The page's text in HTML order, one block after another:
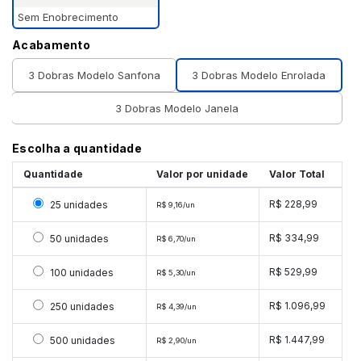
Sem Enobrecimento
Acabamento
3 Dobras Modelo Sanfona 3 Dobras Modelo Enrolada
3 Dobras Modelo Janela
Escolha a quantidade
Quantidade Valor por unidade Valor Total
Selecionar 25 unidades
25 unidades R$ 9,16/un R$ 228,99
Selecionar 50 unidades
50 unidades R$ 6,70/un R$ 334,99
Selecionar 100 unidades
100 unidades R$ 5,30/un R$ 529,99
Selecionar 250 unidades
250 unidades R$ 4,39/un R$ 1.096,99
Selecionar 500 unidades
500 unidades R$ 2,90/un R$ 1.447,99